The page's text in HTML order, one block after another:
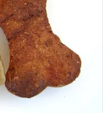
a
i
l